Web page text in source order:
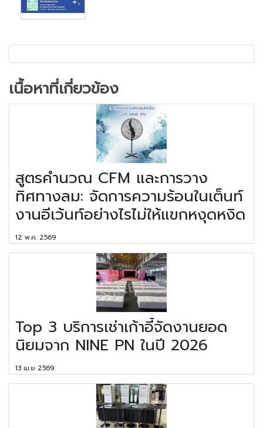
เนื้อหาที่เกี่ยวข้อง
สูตรคำนวณ CFM และการวาง
ทิศทางลม: จัดการความร้อนในเต็นท์
งานอีเว้นท์อย่างไรไม่ให้แขกหงุดหงิด
12 พ.ค. 2569
Top 3 บริการเช่าเก้าอี้จัดงานยอด
นิยมจาก NINE PN ในปี 2026
13 เม.ย 2569